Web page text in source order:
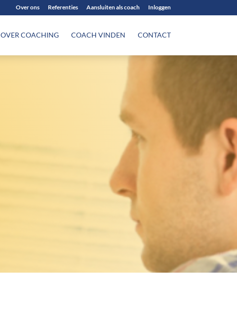
Over ons Referenties Aansluiten als coach Inloggen
OVER COACHING COACH VINDEN CONTACT